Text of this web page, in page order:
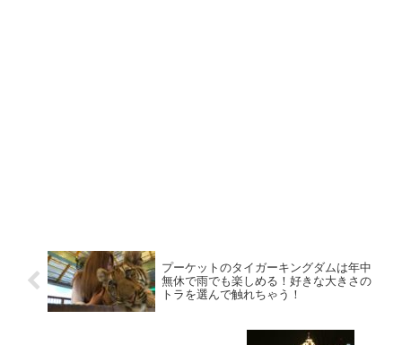
プーケットのタイガーキングダムは年中
無休で雨でも楽しめる！好きな大きさの
トラを選んで触れちゃう！